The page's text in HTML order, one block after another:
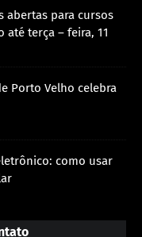
abertas para cursos
terça – feira, 11
Porto Velho celebra
como usar